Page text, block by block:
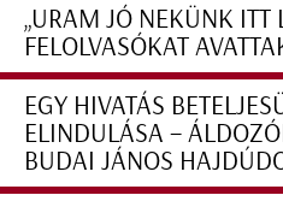
„URAM JÓ NEKÜNK ITT
FELOLVASÓKAT
EGY HIVATÁS
ELINDULÁSA –
BUDAI JÁNOS